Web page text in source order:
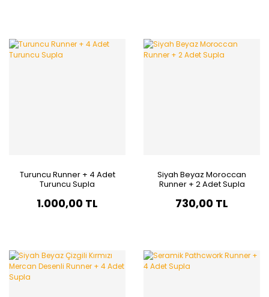
Turuncu Runner + 4 Adet
Turuncu Supla
1.000,00 TL
Siyah Beyaz Moroccan
Runner + 2 Adet Supla
730,00 TL